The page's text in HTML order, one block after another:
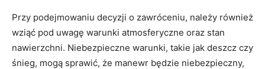
Przy podejmowaniu decyzji o zawróceniu, należy również
wziąć pod uwagę warunki atmosferyczne oraz stan
nawierzchni. Niebezpieczne warunki, takie jak deszcz czy
śnieg, mogą sprawić, że manewr będzie niebezpieczny,